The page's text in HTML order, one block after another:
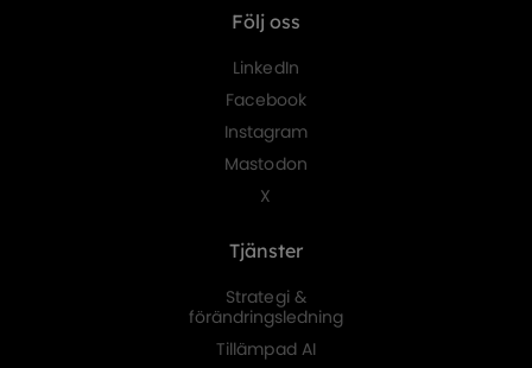
Följ oss
LinkedIn
Facebook
Instagram
Mastodon
X
Tjänster
Strategi &
förändringsledning
Tillämpad AI